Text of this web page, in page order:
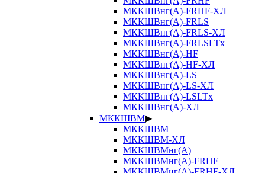
МККШВнг(А)-FRHF-ХЛ
МККШВнг(А)-FRLS
МККШВнг(А)-FRLS-ХЛ
МККШВнг(А)-FRLSLTx
МККШВнг(А)-HF
МККШВнг(А)-HF-ХЛ
МККШВнг(А)-LS
МККШВнг(А)-LS-ХЛ
МККШВнг(А)-LSLTx
МККШВнг(А)-ХЛ
МККШВМ▶
МККШВМ
МККШВМ-ХЛ
МККШВМнг(А)
МККШВМнг(А)-FRHF